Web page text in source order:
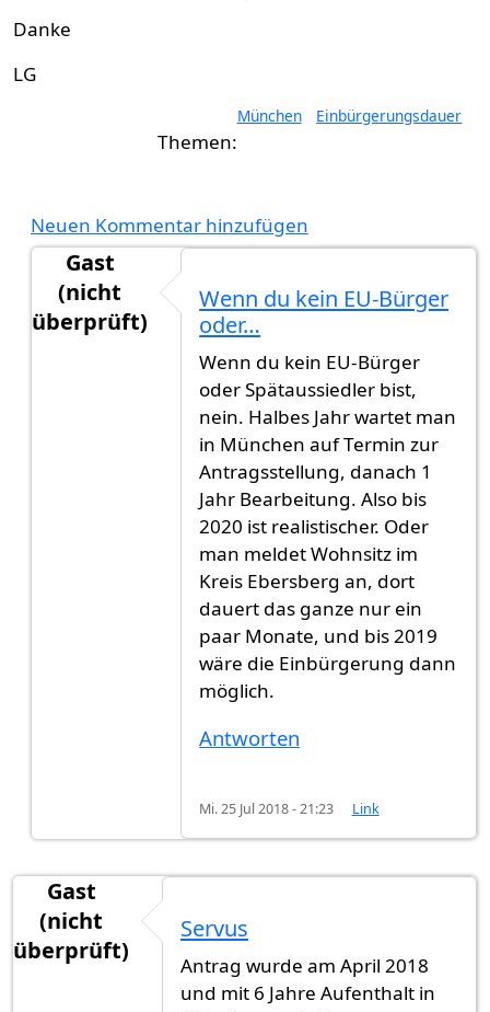
Danke
LG
München Einbürgerungsdauer
Neuen Kommentar hinzufügen
Gast
(nicht
überprüft)
Einbürgerungsdauer ohne
Wenn du kein EU-Bürger
oder…
Wenn du kein EU-Bürger
oder Spätaussiedler bist,
nein. Halbes Jahr wartet man
in München auf Termin zur
Antragsstellung, danach 1
Jahr Bearbeitung. Also bis
2020 ist realistischer. Oder
man meldet Wohnsitz im
Kreis Ebersberg an, dort
dauert das ganze nur ein
paar Monate, und bis 2019
wäre die Einbürgerung dann
möglich.
Antworten
Mi. 25 Jul 2018 - 21:23 Link
Gast
(nicht
überprüft)
Servus
Antrag wurde am April 2018
und mit 6 Jahre Aufenthalt in